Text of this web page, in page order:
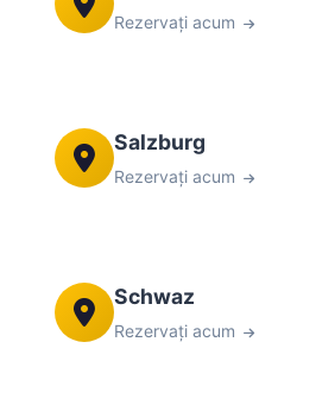
Rezervați acum
Salzburg
Rezervați acum
Schwaz
Rezervați acum